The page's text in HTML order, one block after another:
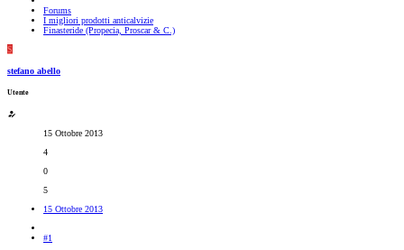
Forums
I migliori prodotti anticalvizie
Finasteride (Propecia, Proscar & C.)
S
stefano abello
Utente
15 Ottobre 2013
4
0
5
15 Ottobre 2013
#1